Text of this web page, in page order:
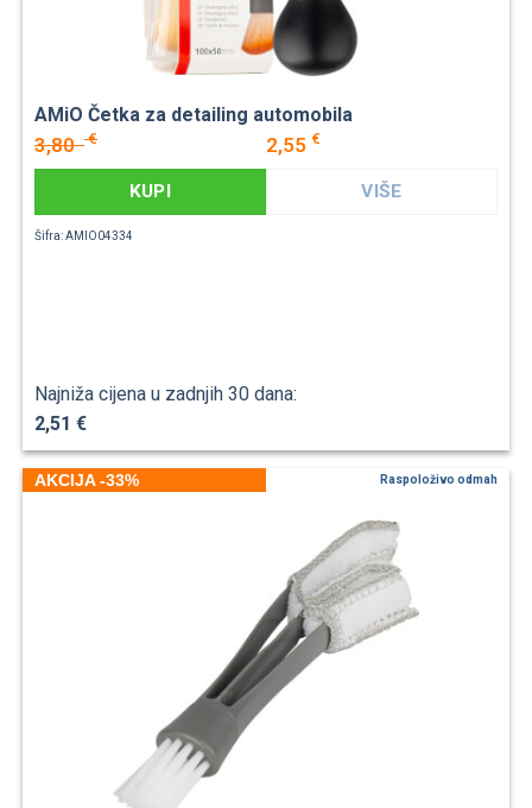
AMiO Četka za detailing automobila
3,80€ 2,55 €
KUPI VIŠE
Šifra: AMIO04334
Najniža cijena u zadnjih 30 dana:
2,51 €
AKCIJA -33% Raspoloživo odmah